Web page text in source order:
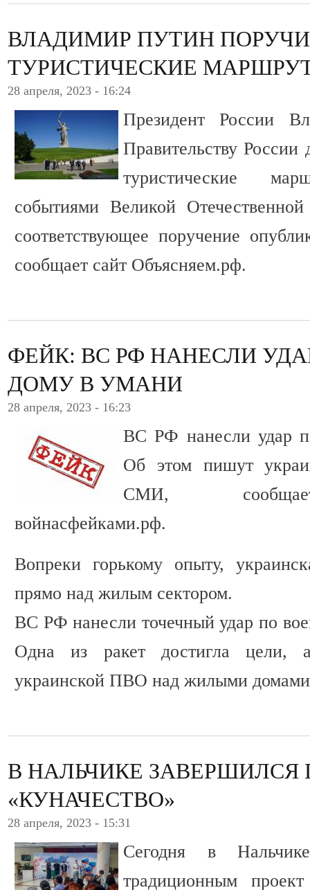
ВЛАДИМИР ПУТИН
ТУРИСТИЧЕСКИЕ
28 апреля, 2023 - 16:24
Президент России
Правительству России
туристические
событиями Великой
соответствующее поручение
сообщает сайт Объясняем.рф.
ФЕЙК: ВС РФ НАНЕСЛИ
ДОМУ В УМАНИ
28 апреля, 2023 - 16:23
ВС РФ нанесли удар
Об этом пишут
СМИ, сообщает
войнасфейками.рф.
Вопреки горькому опыту,
прямо над жилым сектором.
ВС РФ нанесли точечный удар по
Одна из ракет достигла цели,
украинской ПВО над жилыми
В НАЛЬЧИКЕ ЗАВЕРШИЛСЯ
«КУНАЧЕСТВО»
28 апреля, 2023 - 15:31
Сегодня в
традиционным